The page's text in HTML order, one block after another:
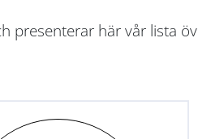
presenterar här vår lista